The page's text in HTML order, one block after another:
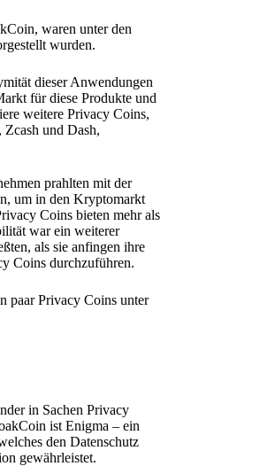
waren unter den
wurden.
dieser Anwendungen
für diese Produkte und
weitere Privacy Coins,
und Dash,
prahlten mit der
um in den Kryptomarkt
Coins bieten mehr als
war ein weiterer
als sie anfingen ihre
Coins durchzuführen.
paar Privacy Coins unter
in Sachen Privacy
ist Enigma – ein
den Datenschutz
gewährleistet.